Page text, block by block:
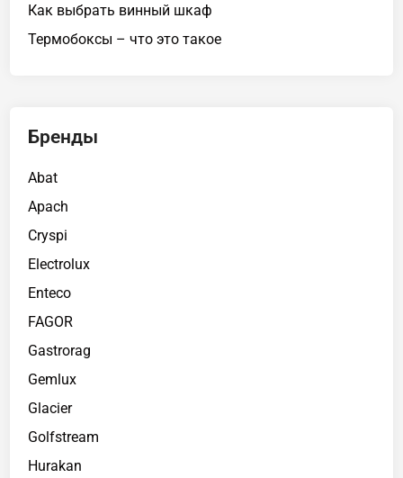
Как выбрать винный шкаф
Термобоксы – что это такое
Бренды
Abat
Apach
Cryspi
Electrolux
Enteco
FAGOR
Gastrorag
Gemlux
Glacier
Golfstream
Hurakan